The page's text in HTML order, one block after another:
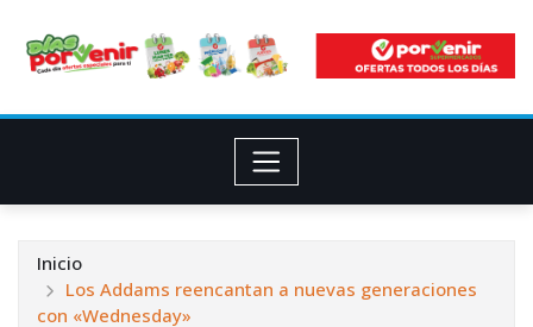
Inicio
Los Addams reencantan a nuevas generaciones
con «Wednesday»